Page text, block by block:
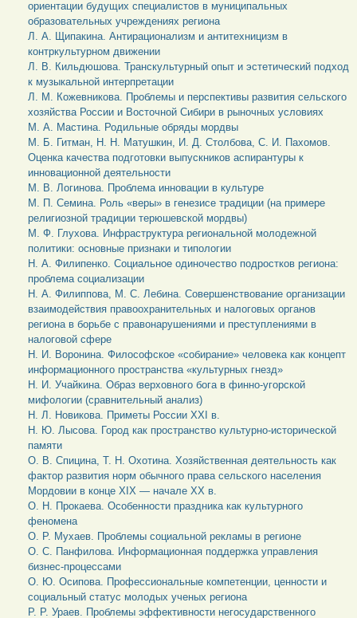
ориентации будущих специалистов в муниципальных
образовательных учреждениях региона
Л. А. Щипакина. Антирационализм и антитехницизм в
контркультурном движении
Л. В. Кильдюшова. Транскультурный опыт и эстетический подход
к музыкальной интерпретации
Л. М. Кожевникова. Проблемы и перспективы развития сельского
хозяйства России и Восточной Сибири в рыночных условиях
М. А. Мастина. Родильные обряды мордвы
М. Б. Гитман, Н. Н. Матушкин, И. Д. Столбова, С. И. Пахомов.
Оценка качества подготовки выпускников аспирантуры к
инновационной деятельности
М. В. Логинова. Проблема инновации в культуре
М. П. Семина. Роль «веры» в генезисе традиции (на примере
религиозной традиции терюшевской мордвы)
М. Ф. Глухова. Инфраструктура региональной молодежной
политики: основные признаки и типологии
Н. А. Филипенко. Социальное одиночество подростков региона:
проблема социализации
Н. А. Филиппова, М. С. Лебина. Совершенствование организации
взаимодействия правоохранительных и налоговых органов
региона в борьбе с правонарушениями и преступлениями в
налоговой сфере
Н. И. Воронина. Философское «собирание» человека как концепт
информационного пространства «культурных гнезд»
Н. И. Учайкина. Образ верховного бога в финно-угорской
мифологии (сравнительный анализ)
Н. Л. Новикова. Приметы России XXI в.
Н. Ю. Лысова. Город как пространство культурно-исторической
памяти
О. В. Спицина, Т. Н. Охотина. Хозяйственная деятельность как
фактор развития норм обычного права сельского населения
Мордовии в конце XIX — начале ХХ в.
О. Н. Прокаева. Особенности праздника как культурного
феномена
О. Р. Мухаев. Проблемы социальной рекламы в регионе
О. С. Панфилова. Информационная поддержка управления
бизнес-процессами
О. Ю. Осипова. Профессиональные компетенции, ценности и
социальный статус молодых ученых региона
Р. Р. Ураев. Проблемы эффективности негосударственного